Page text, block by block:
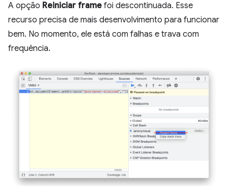
A opção Reiniciar frame foi descontinuada. Esse
recurso precisa de mais desenvolvimento para funcionar
bem. No momento, ele está com falhas e trava com
frequência.